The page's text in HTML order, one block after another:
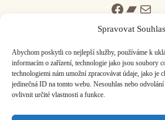
Spravovat Souhlas
Abychom poskytli co nejlepší služby, používáme k
informacím o zařízení, technologie jako jsou soubory
technologiemi nám umožní zpracovávat údaje, jako je
jedinečná ID na tomto webu. Nesouhlas nebo
ovlivnit určité vlastnosti a funkce.
Facebook
Mail
ČASOPIS O JINÉ HUDBĚ | vydává
©2026 HISvoice – design a admin